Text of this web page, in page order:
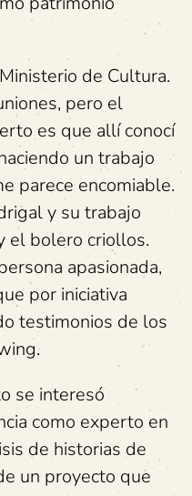
de Cultura.
pero el
es que allí conocí
un trabajo
parece encomiable.
y su trabajo
el bolero criollos.
apasionada,
por iniciativa
testimonios de los
se interesó
como experto en
de historias de
un proyecto que